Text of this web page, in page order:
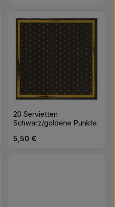
20 Servietten
Schwarz/goldene Punkte
Regulärer Preis:
5,50 €